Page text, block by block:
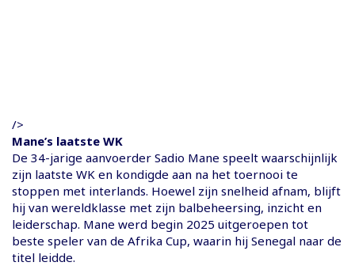
/>
Mane’s laatste WK
De 34-jarige aanvoerder Sadio Mane speelt waarschijnlijk
zijn laatste WK en kondigde aan na het toernooi te
stoppen met interlands. Hoewel zijn snelheid afnam, blijft
hij van wereldklasse met zijn balbeheersing, inzicht en
leiderschap. Mane werd begin 2025 uitgeroepen tot
beste speler van de Afrika Cup, waarin hij Senegal naar de
titel leidde.